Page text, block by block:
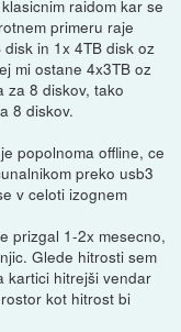
raidom kar se
primeru raje
in 1x 4TB disk oz
mi ostane 4x3TB oz
za 8 diskov, tako
8 diskov.
popolnoma offline, ce
preko usb3
v celoti izognem
prizgal 1-2x mesecno,
Glede hitrosti sem
kartici hitrejši vendar
kot hitrost bi